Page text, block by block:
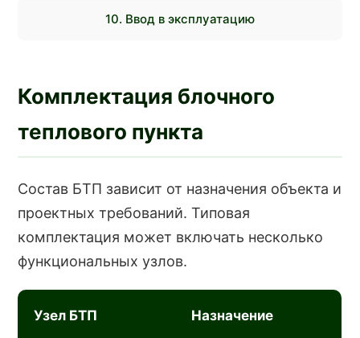
10. Ввод в эксплуатацию
Комплектация блочного
теплового пункта
Состав БТП зависит от назначения объекта и
проектных требований. Типовая
комплектация может включать несколько
функциональных узлов.
Узел БТП Назначение